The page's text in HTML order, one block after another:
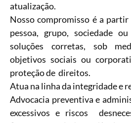
atualização.
Nosso compromisso é a partir
pessoa, grupo, sociedade
soluções corretas, sob
objetivos sociais ou
proteção de direitos.
Atua na linha da integridade e
Advocacia preventiva e
excessivos e riscos